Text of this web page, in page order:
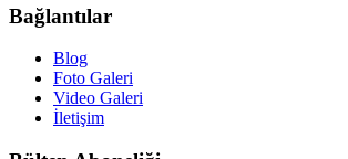
Bağlantılar
Blog
Foto Galeri
Video Galeri
İletişim